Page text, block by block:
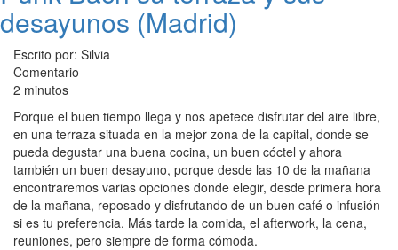
desayunos (Madrid)
Escrito por: Silvia
Comentario
2 minutos
Porque el buen tiempo llega y nos apetece disfrutar del aire libre,
en una terraza situada en la mejor zona de la capital, donde se
pueda degustar una buena cocina, un buen cóctel y ahora
también un buen desayuno, porque desde las 10 de la mañana
encontraremos varias opciones donde elegir, desde primera hora
de la mañana, reposado y disfrutando de un buen café o infusión
si es tu preferencia. Más tarde la comida, el afterwork, la cena,
reuniones, pero siempre de forma cómoda.